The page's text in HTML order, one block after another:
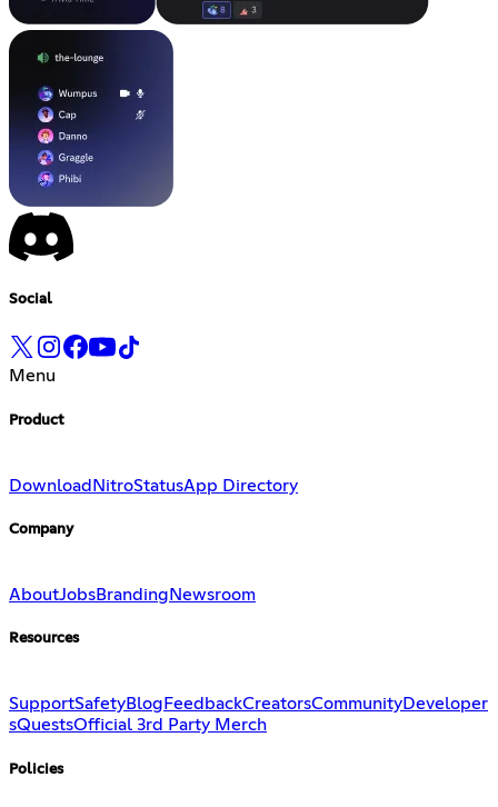
Social
Menu
Product
Download NitroStatusApp Directory
Company
AboutJobsBranding Newsroom
Resources
SupportSafetyBlog FeedbackCreatorsCommunityDeveloper
sQuestsOfficial 3rd Party Merch
Policies